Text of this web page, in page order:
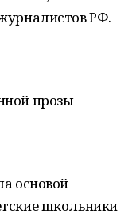
РФ.
прозы
основой
школьники